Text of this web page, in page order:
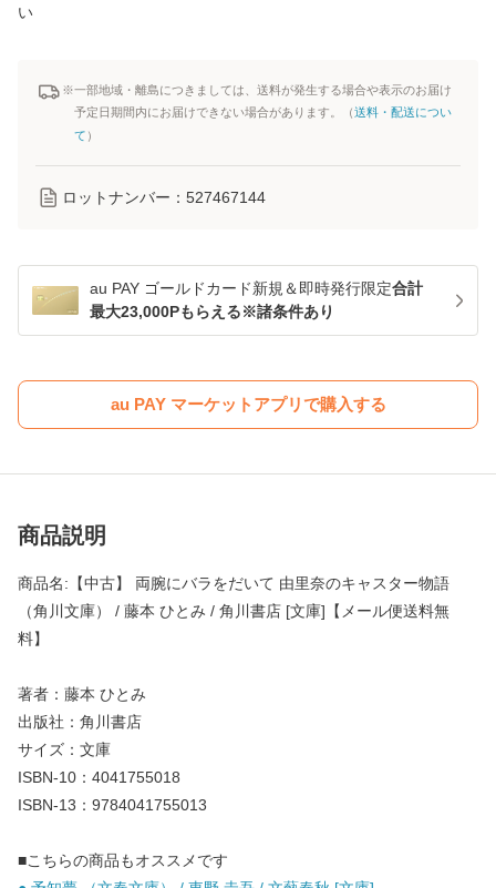
い
※一部地域・離島につきましては、送料が発生する場合や表示のお届け
予定日期間内にお届けできない場合があります。（送料・配送につい
て ）
ロットナンバー： 527467144
au PAY ゴールドカード新規＆即時発行限定合計
最大23,000Pもらえる※諸条件あり
au PAY マーケットアプリで購入する
商品説明
商品名:【中古】 両腕にバラをだいて 由里奈のキャスター物語
（角川文庫） / 藤本 ひとみ / 角川書店 [文庫]【メール便送料無
料】
著者：藤本 ひとみ
出版社：角川書店
サイズ：文庫
ISBN-10：4041755018
ISBN-13：9784041755013
■こちらの商品もオススメです